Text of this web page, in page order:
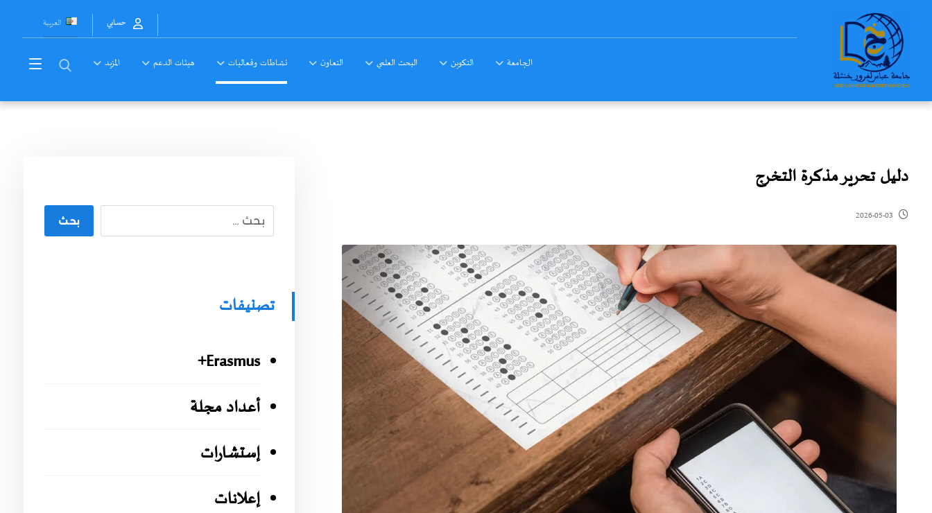
العربية حسابي
الجامعة التكوين البحث العلمي التعاون نشاطات وفعاليات هيئات الدعم المزيد
دليل تحرير مذكرة التخرج
2026-05-03 بحث
تصنيفات
Erasmus+
أعداد مجلة
إستشارات
إعلانات